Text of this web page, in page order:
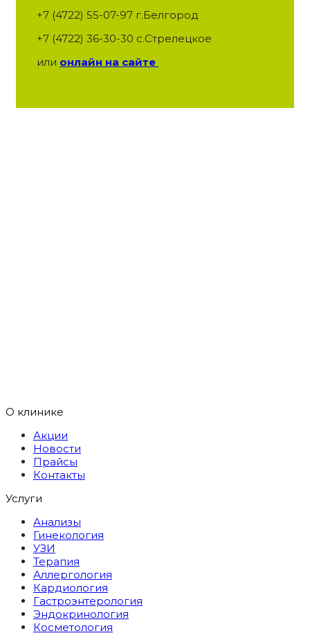
+7 (4722) 55-07-97 г.Белгород
+7 (4722) 36-30-30 с.Стрелецкое
или онлайн на сайте
О клинике
Акции
Новости
Прайсы
Контакты
Услуги
Анализы
Гинекология
УЗИ
Терапия
Аллергология
Кардиология
Гастроэнтерология
Эндокринология
Косметология